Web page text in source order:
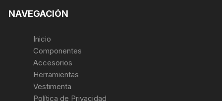
NAVEGACIÓN
Inicio
Componentes
Accesorios
Herramientas
Vestimenta
Política de Privacidad